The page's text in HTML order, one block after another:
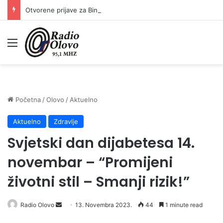
Meni
Početna /Olovo / Aktuelno
Aktuelno Zdravlje
Svjetski dan dijabetesa 14.
novembar – “Promijeni
životni stil – Smanji rizik!”
Radio Olovo 13. Novembra 2023. 44 1 minute read